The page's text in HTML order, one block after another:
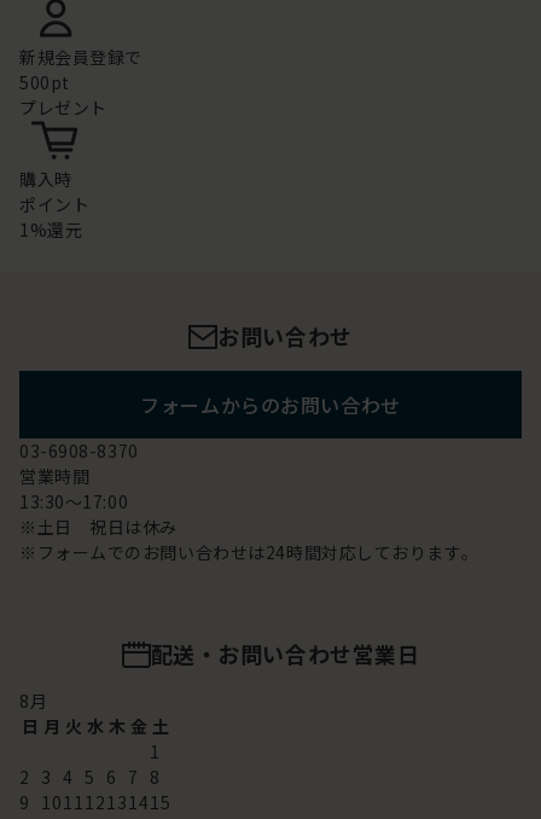
新規会員登録で
500pt
プレゼント
購入時
ポイント
1%還元
お問い合わせ
フォームからのお問い合わせ
03-6908-8370
営業時間
13:30～17:00
※土日 祝日は休み
※フォームでのお問い合わせは24時間対応しております。
配送・お問い合わせ営業日
8月
日 月 火 水 木 金 土
1
2 3 4 5 6 7 8
9 101112131415